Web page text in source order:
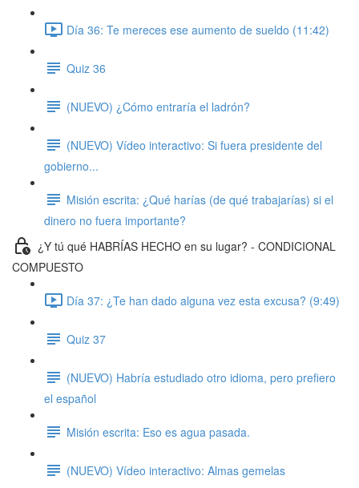
Día 36: Te mereces ese aumento de sueldo (11:42)
Quiz 36
(NUEVO) ¿Cómo entraría el ladrón?
(NUEVO) Vídeo interactivo: Si fuera presidente del
gobierno...
Misión escrita: ¿Qué harías (de qué trabajarías) si el
dinero no fuera importante?
¿Y tú qué HABRÍAS HECHO en su lugar? - CONDICIONAL
COMPUESTO
Día 37: ¿Te han dado alguna vez esta excusa? (9:49)
Quiz 37
(NUEVO) Habría estudiado otro idioma, pero prefiero
el español
Misión escrita: Eso es agua pasada.
(NUEVO) Vídeo interactivo: Almas gemelas